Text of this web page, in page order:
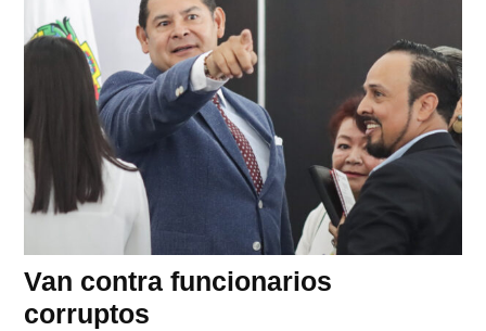
Van contra funcionarios
corruptos